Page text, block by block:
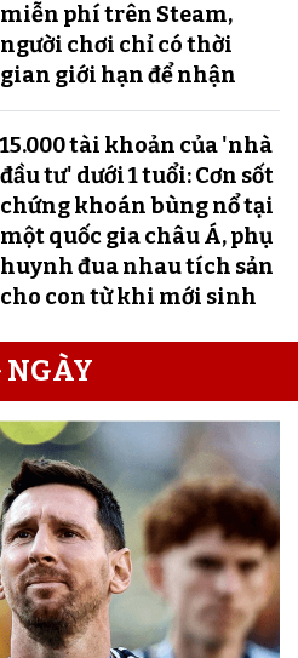
miễn phí trên Steam,
người chơi chỉ có thời
gian giới hạn để nhận
15.000 tài khoản của 'nhà
đầu tư' dưới 1 tuổi: Cơn sốt
chứng khoán bùng nổ tại
một quốc gia châu Á, phụ
huynh đua nhau tích sản
cho con từ khi mới sinh
NGÀY